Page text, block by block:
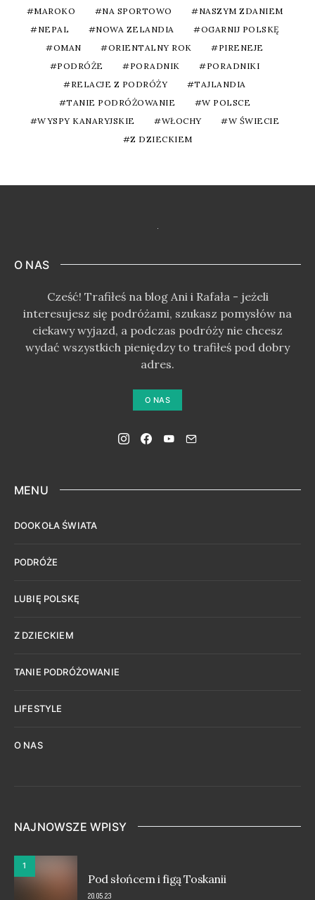
MAROKO
NA SPORTOWO
NASZYM ZDANIEM
NEPAL
NOWA ZELANDIA
OGARNIJ POLSKĘ
OMAN
ORIENTALNY ROK
PIRENEJE
PODRÓŻE
PORADNIK
PORADNIKI
RELACJE Z PODRÓŻY
TAJLANDIA
TANIE PODRÓŻOWANIE
W POLSCE
WYSPY KANARYJSKIE
WŁOCHY
W ŚWIECIE
Z DZIECKIEM
O NAS
Cześć! Trafiłeś na blog Ani i Rafała - jeżeli
interesujesz się podróżami, szukasz pomysłów na
ciekawy wyjazd, a podczas podróży nie chcesz
wydać wszystkich pieniędzy to trafiłeś pod dobry
adres.
O NAS
MENU
DOOKOŁA ŚWIATA
PODRÓŻE
LUBIĘ POLSKĘ
Z DZIECKIEM
TANIE PODRÓŻOWANIE
LIFESTYLE
O NAS
NAJNOWSZE WPISY
1
Pod słońcem i figą Toskanii
20.05.23